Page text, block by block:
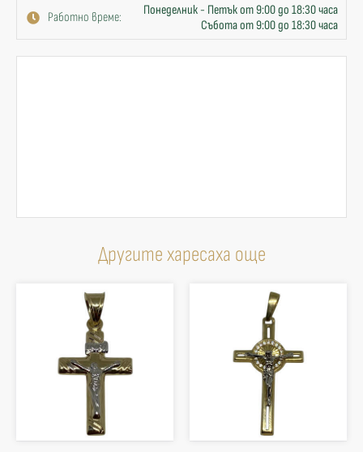
Работно време:
Понеделник - Петък от 9:00 до 18:30 часа
Събота от 9:00 до 18:30 часа
Другите харесаха още